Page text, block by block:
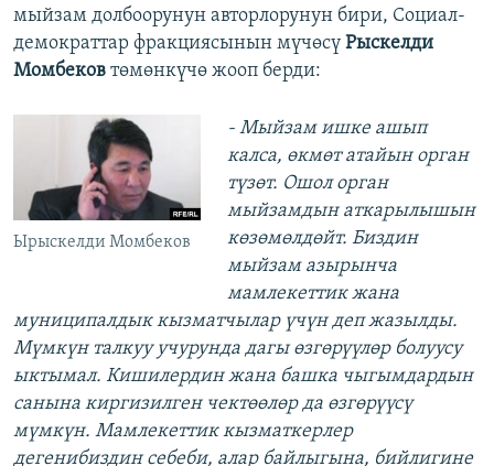
мыйзам долбоорунун авторлорунун бири, Социал-
демократтар фракциясынын мүчөсү Рыскелди
Момбеков төмөнкүчө жооп берди:
Ырыскелди Момбеков
- Мыйзам ишке ашып
калса, өкмөт атайын орган
түзөт. Ошол орган
мыйзамдын аткарылышын
көзөмөлдөйт. Биздин
мыйзам азырынча
мамлекеттик жана
муниципалдык кызматчылар үчүн деп жазылды.
Мүмкүн талкуу учурунда дагы өзгөрүүлөр болуусу
ыктымал. Кишилердин жана башка чыгымдардын
санына киргизилген чектөөлөр да өзгөрүүсү
мүмкүн. Мамлекеттик кызматкерлер
дегенибиздин себеби, алар байлыгына, бийлигине